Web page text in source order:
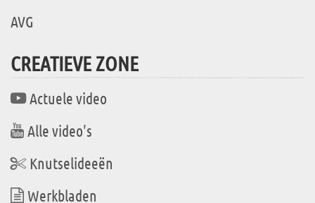
AVG
CREATIEVE ZONE
Actuele video
Alle video's
Knutselideeën
Werkbladen